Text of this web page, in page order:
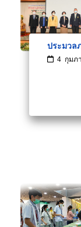
ประมวล
4 กุมภ